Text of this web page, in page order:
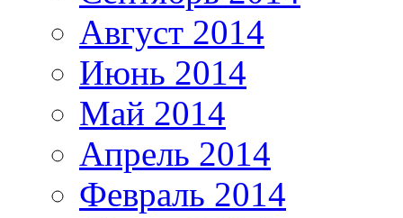
Август 2014
Июнь 2014
Май 2014
Апрель 2014
Февраль 2014